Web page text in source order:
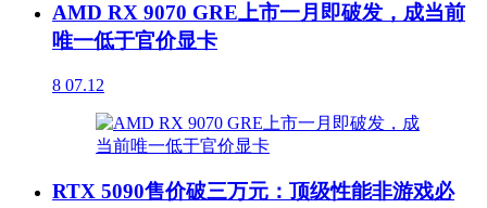
AMD RX 9070 GRE上市一月即破发，成当前
唯一低于官价显卡
8 07.12
RTX 5090售价破三万元：顶级性能非游戏必